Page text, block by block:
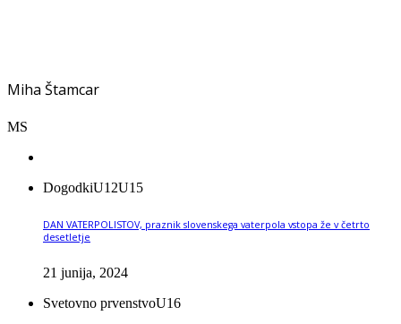
Miha Štamcar
MS
DogodkiU12U15
DAN VATERPOLISTOV, praznik slovenskega vaterpola vstopa že v četrto
desetletje
21 junija, 2024
Svetovno prvenstvoU16